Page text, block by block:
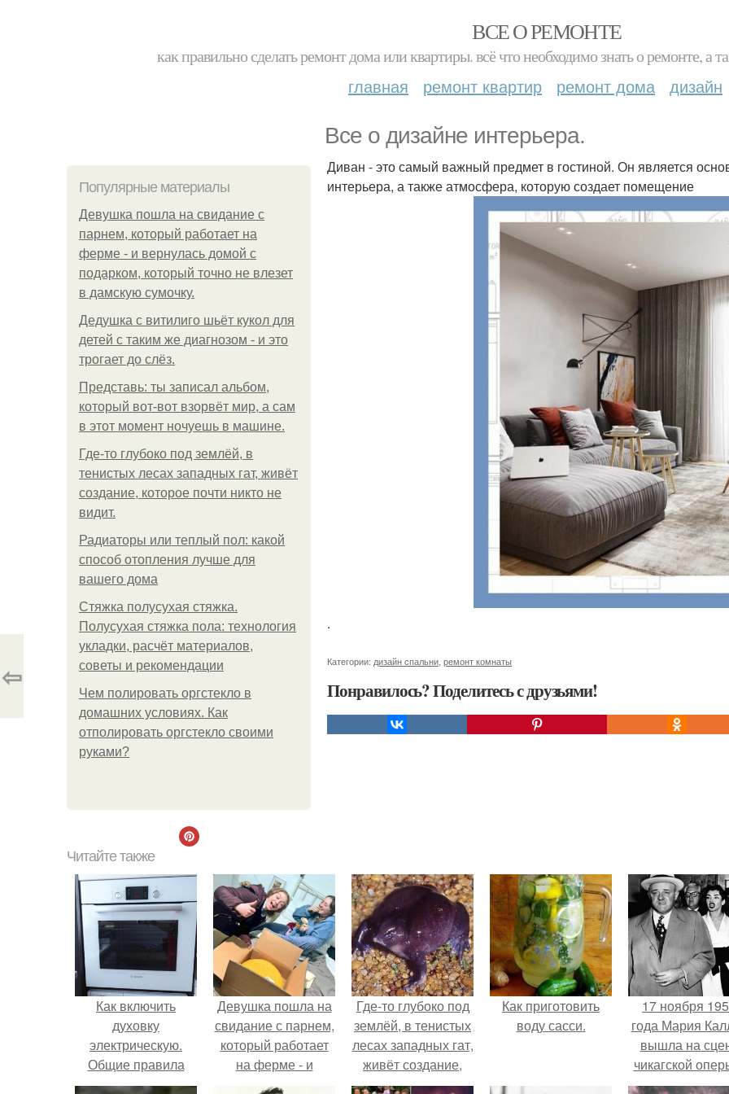
ВСЕ О РЕМОНТЕ
как правильно сделать ремонт дома или квартиры. всё что необходимо знать о ремонте,
главная ремонт квартир ремонт дома дизайн
Все о дизайне интерьера.
Популярные материалы
Девушка пошла на свидание с
парнем, который работает на
ферме - и вернулась домой с
подарком, который точно не влезет
в дамскую сумочку.
Дедушка с витилиго шьёт кукол для
детей с таким же диагнозом - и это
трогает до слёз.
Представь: ты записал альбом,
который вот-вот взорвёт мир, а сам
в этот момент ночуешь в машине.
Где-то глубоко под землёй, в
тенистых лесах западных гат, живёт
создание, которое почти никто не
видит.
Радиаторы или теплый пол: какой
способ отопления лучше для
вашего дома
Стяжка полусухая стяжка.
Полусухая стяжка пола: технология
укладки, расчёт материалов,
советы и рекомендации
Чем полировать оргстекло в
домашних условиях. Как
отполировать оргстекло своими
руками?
Диван - это самый важный предмет в гостиной. Он является
интерьера, а также атмосфера, которую создает помещение
.
Категории: дизайн спальни ремонт комнаты
Понравилось? Поделитесь с друзьями!
⇦
Читайте также
Как включить
духовку
электрическую.
Общие правила
эксплуатации
Девушка пошла на
свидание с парнем,
который работает
на ферме - и
вернулась домой с
Где-то глубоко под
землёй, в тенистых
лесах западных гат,
живёт создание,
которое почти никто
Как приготовить
воду сасси.
17 ноября
года Мария
вышла на
чикагской
сорвала